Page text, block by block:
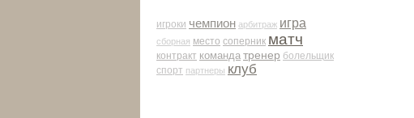
игроки чемпион арби­траж игра
сборная место соперник матч
контракт команда тренер болельщик
спорт партнеры клуб